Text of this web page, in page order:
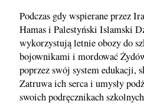
Podczas gdy wspierane przez
Hamas i Palestyński Islamski
wykorzystują letnie obozy do
bojownikami i mordować
poprzez swój system edukacji,
Zatruwa ich serca i umysły
swoich podręcznikach